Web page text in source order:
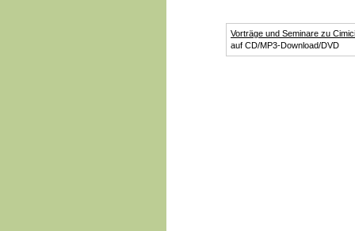
Vorträge und Seminare zu
auf CD/MP3-Download/DVD